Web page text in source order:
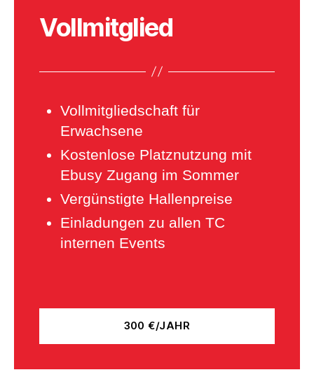
Vollmitglied
Vollmitgliedschaft für
Erwachsene
Kostenlose Platznutzung mit
Ebusy Zugang im Sommer
Vergünstigte Hallenpreise
Einladungen zu allen TC
internen Events
300 €/JAHR